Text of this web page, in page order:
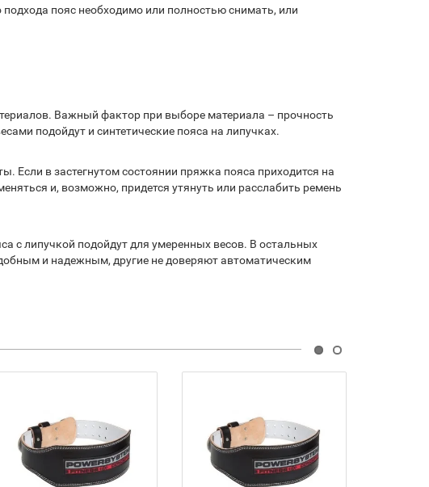
пояс необходимо или полностью снимать, или
Важный фактор при выборе материала – прочность
подойдут и синтетические пояса на липучках.
Если в застегнутом состоянии пряжка пояса приходится на
и, возможно, придется утянуть или расслабить ремень
с липучкой подойдут для умеренных весов. В остальных
и надежным, другие не доверяют автоматическим